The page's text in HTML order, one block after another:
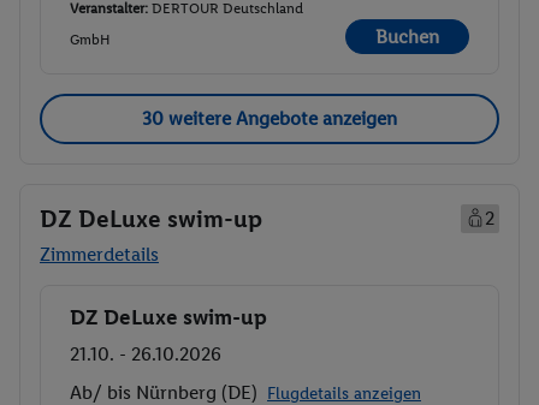
Veranstalter: DERTOUR Deutschland
GmbH
Buchen
30 weitere Angebote anzeigen
DZ DeLuxe swim-up
2
Zimmerdetails
Buchen
DZ DeLuxe swim-up
21.10. - 26.10.2026
Ab/ bis Nürnberg (DE) Flugdetails anzeigen